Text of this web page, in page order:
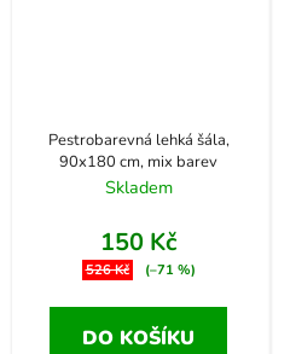
Pestrobarevná lehká šála,
90x180 cm, mix barev
Skladem
150 Kč
526 Kč (–71 %)
DO KOŠÍKU